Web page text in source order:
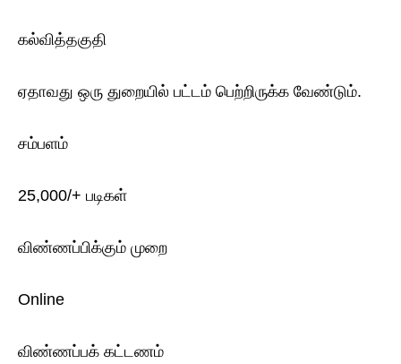
கல்வித்தகுதி
ஏதாவது ஒரு துறையில் பட்டம் பெற்றிருக்க வேண்டும்.
சம்பளம்
25,000/+ படிகள்
விண்ணப்பிக்கும் முறை
Online
விண்ணப்பக் கட்டணம்